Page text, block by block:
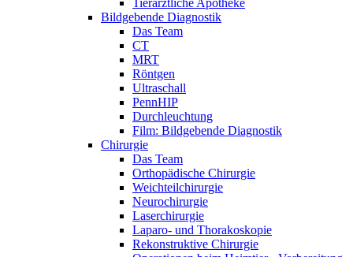
Tierärztliche Apotheke
Bildgebende Diagnostik
Das Team
CT
MRT
Röntgen
Ultraschall
PennHIP
Durchleuchtung
Film: Bildgebende Diagnostik
Chirurgie
Das Team
Orthopädische Chirurgie
Weichteilchirurgie
Neurochirurgie
Laserchirurgie
Laparo- und Thorakoskopie
Rekonstruktive Chirurgie